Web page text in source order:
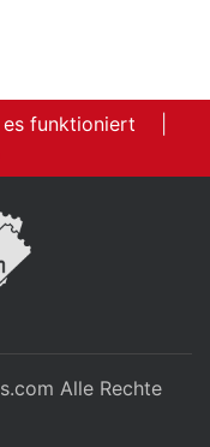
funktioniert
Alle Rechte